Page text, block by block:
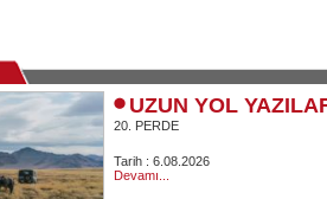
UZUN YOL
20. PERDE
Tarih : 6.08.2026
Devamı...